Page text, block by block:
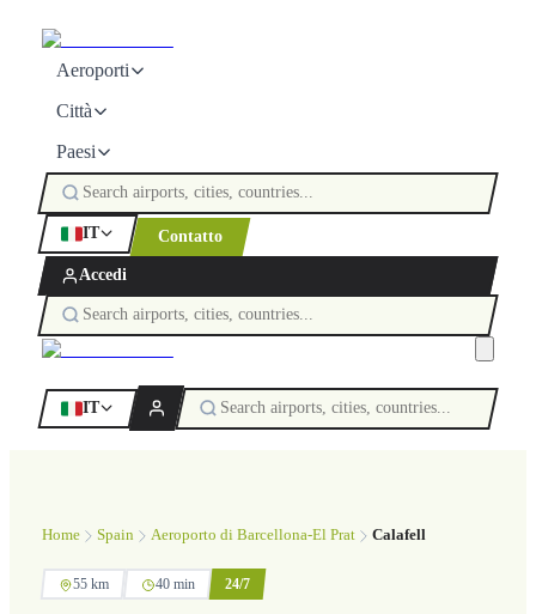
Aeroporti
Città
Paesi
IT Contatto
Accedi
IT
Home Spain Aeroporto di Barcellona-El Prat Calafell
55 km 40 min 24/7